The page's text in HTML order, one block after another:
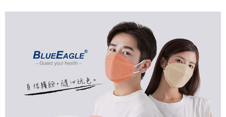
3.實際核准額度、可分期數及費用金額請依後續交易確認頁面所載為準。
4.訂單成立30分鐘內，如未前往確認交易或遇審核未通過，訂單將自動取
消。如遇「轉專審核」未通過狀況，表示未達大哥付你分期系統評分，恕無
法說明評估內容。
【繳款方式說明】
1.分期款項不併入電信帳單，「大哥付你分期」於每月結算日後寄送繳費提
2.透過簡訊連結打開帳單後，可選擇「超商條碼／台灣大直營門市／銀行轉
【關於「AFTEE先享後付」】
AFTEE先享後付是「在收到商品之後才付款」的支付方式。 讓您購物簡單
１．簡單：不需註冊會員、不需綁卡、不需儲值。
２．便利：只要手機號碼，簡訊認證，即可結帳。
３．安心：先確認商品／服務後，再付款。
【「AFTEE先享後付」結帳流程】
１．於結帳方式選擇「AFTEE先享後付」後，將跳轉至「AFTEE先享後付」
結帳頁面，進行簡訊認證並確認金額後，即可完成結帳。
３．收到繳費通知簡訊後14天內，點擊此簡訊中的連結，可透過四大超商／
免運優惠